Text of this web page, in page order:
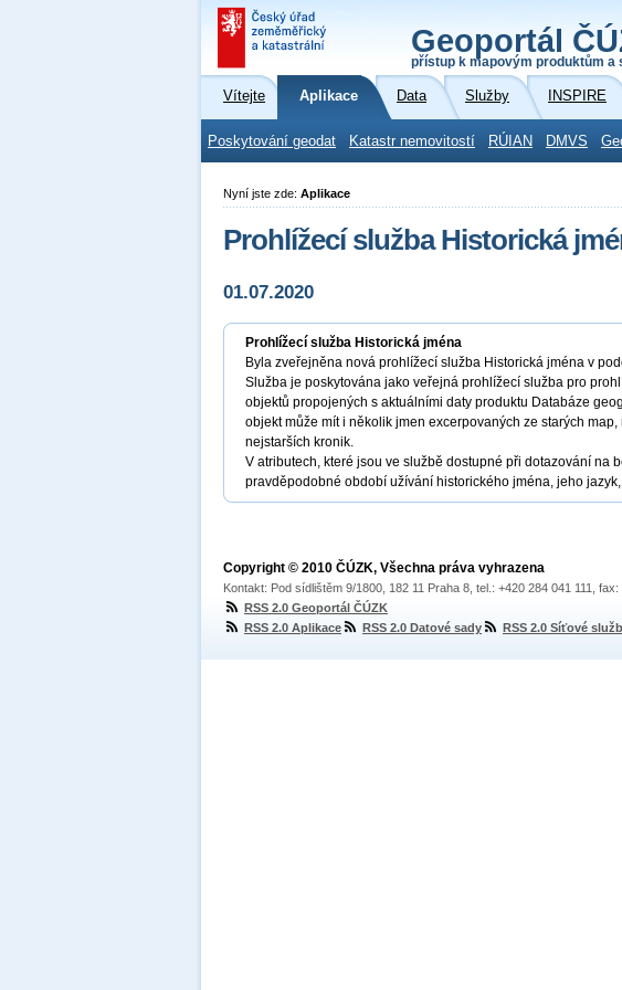
Geoportál
přístup k mapovým produktům a
Vítejte Aplikace Data Služby INSPIRE
Poskytování geodat Katastr nemovitostí RÚIAN DMVS
Nyní jste zde: Aplikace
Prohlížecí služba Historická
01.07.2020
Prohlížecí služba Historická jména
Byla zveřejněna nová prohlížecí služba Historická jména v
Služba je poskytována jako veřejná prohlížecí služba pro
objektů propojených s aktuálními daty produktu Databáze
objekt může mít i několik jmen excerpovaných ze starých
nejstarších kronik.
V atributech, které jsou ve službě dostupné při dotazování na
pravděpodobné období užívání historického jména, jeho
Copyright © 2010 ČÚZK, Všechna práva vyhrazena
Kontakt: Pod sídlištěm 9/1800, 182 11 Praha 8, tel.: +420 284 041 111, fax:
RSS 2.0 Geoportál ČÚZK
RSS 2.0 Aplikace
RSS 2.0 Datové sady RSS 2.0 Síťové